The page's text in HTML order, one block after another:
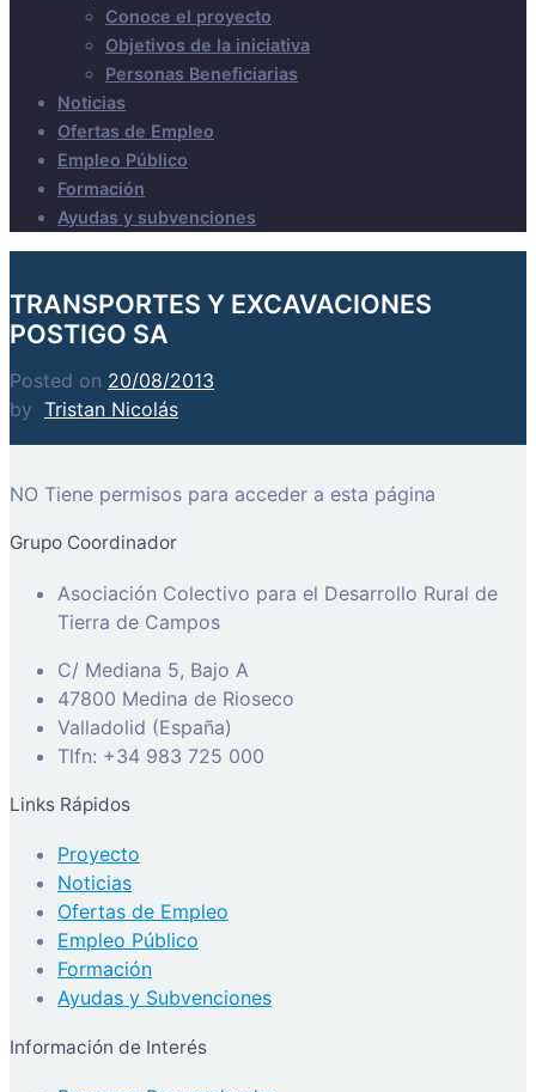
Conoce el proyecto
Objetivos de la iniciativa
Personas Beneficiarias
Noticias
Ofertas de Empleo
Empleo Público
Formación
Ayudas y subvenciones
TRANSPORTES Y EXCAVACIONES
POSTIGO SA
Posted on 20/08/2013
by Tristan Nicolás
NO Tiene permisos para acceder a esta página
Grupo Coordinador
Asociación Colectivo para el Desarrollo Rural de
Tierra de Campos
C/ Mediana 5, Bajo A
47800 Medina de Rioseco
Valladolid (España)
Tlfn: +34 983 725 000
Links Rápidos
Proyecto
Noticias
Ofertas de Empleo
Empleo Público
Formación
Ayudas y Subvenciones
Información de Interés